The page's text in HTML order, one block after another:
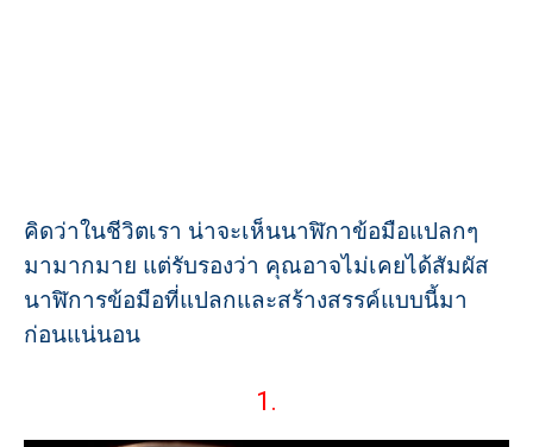
คิดว่าในชีวิตเรา น่าจะเห็นนาฬิกาข้อมือแปลกๆ
มามากมาย แต่รับรองว่า คุณอาจไม่เคยได้สัมผัส
นาฬิการข้อมือที่แปลกและสร้างสรรค์แบบนี้มา
ก่อนแน่นอน
1.